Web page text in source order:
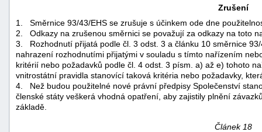
Zrušení
1.
Směrnice 93/43/EHS se zrušuje s účinkem ode dne
2.
Odkazy na zrušenou směrnici se považují za odkazy na toto
3.
Rozhodnutí přijatá podle čl. 3 odst. 3 a článku 10 směrnice
nahrazení rozhodnutími přijatými v souladu s tímto nařízením
kritérií nebo požadavků podle čl. 4 odst. 3 písm. a) až e) tohoto
vnitrostátní pravidla stanovící taková kritéria nebo požadavky,
4.
Než budou použitelné nové právní předpisy Společenství
členské státy veškerá vhodná opatření, aby zajistily plnění
základě.
Článek 18